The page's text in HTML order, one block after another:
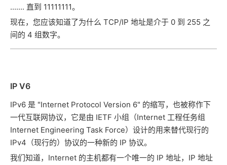
....... 直到 11111111。
现在，您应该知道了为什么 TCP/IP 地址是介于 0 到 255 之
间的 4 组数字。
IP V6
IPv6 是 "Internet Protocol Version 6" 的缩写，也被称作下
一代互联网协议，它是由 IETF 小组（Internet 工程任务组
Internet Engineering Task Force）设计的用来替代现行的
IPv4（现行的）协议的一种新的 IP 协议。
我们知道，Internet 的主机都有一个唯一的 IP 地址，IP 地址